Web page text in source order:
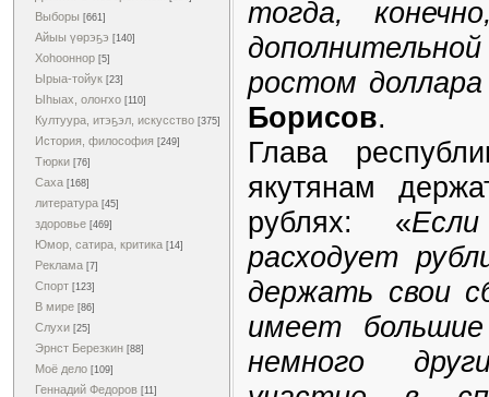
Выборы [661]
Айыы үөрэҕэ [140]
Хоһооннор [5]
Ырыа-тойук [23]
Ыһыах, олоҥхо [110]
Култуура, итэҕэл, искусство [375]
История, философия [249]
Тюрки [76]
Саха [168]
литература [45]
здоровье [469]
Юмор, сатира, критика [14]
Реклама [7]
Спорт [123]
В мире [86]
Слухи [25]
Эрнст Березкин [88]
Моё дело [109]
Геннадий Федоров [11]
тогда,
ростом
Борисов.
Глава
якутянам
рублях: «
расходует
держать свои
имеет
немного